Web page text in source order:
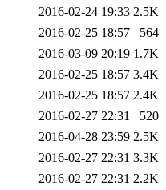
2016-02-24 19:33 2.5K
2016-02-25 18:57
564
2016-03-09 20:19 1.7K
2016-02-25 18:57 3.4K
2016-02-25 18:57 2.4K
2016-02-27 22:31
520
2016-04-28 23:59 2.5K
2016-02-27 22:31 3.3K
2016-02-27 22:31 2.2K